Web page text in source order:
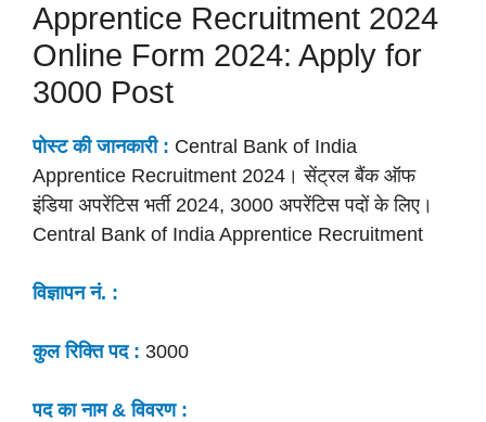
Apprentice Recruitment 2024
Online Form 2024: Apply for
3000 Post
पोस्ट की जानकारी : Central Bank of India
Apprentice Recruitment 2024। सेंट्रल बैंक ऑफ
इंडिया अपरेंटिस भर्ती 2024, 3000 अपरेंटिस पदों के लिए।
Central Bank of India Apprentice Recruitment
विज्ञापन नं. :
कुल रिक्ति पद : 3000
पद का नाम & विवरण :